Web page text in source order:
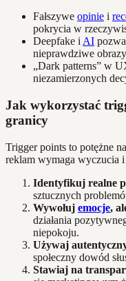
Fałszywe opinie i
pokrycia w
Deepfake i AI
nieprawdziwe
„Dark patterns” w
niezamierzonych
Jak wykorzystać
granicy
Trigger points to potężne
reklam wymaga wyczucia i
Identyfikuj realne
sztucznych
Wywołuj emocje,
działania
niepokoju.
Używaj
społeczny dowód
Stawiaj na